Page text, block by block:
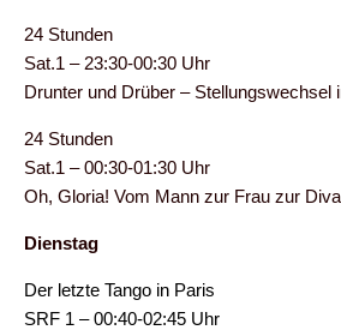
24 Stunden
Sat.1 – 23:30-00:30 Uhr
Drunter und Drüber – Stellungswechsel
24 Stunden
Sat.1 – 00:30-01:30 Uhr
Oh, Gloria! Vom Mann zur Frau zur Diva
Dienstag
Der letzte Tango in Paris
SRF 1 – 00:40-02:45 Uhr